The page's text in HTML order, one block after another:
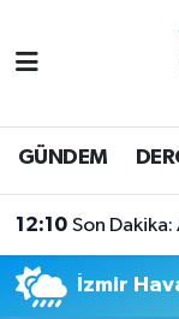
GÜNDEM
12:10 Son Dakika:
İzmir
BİLİM
DERGİ
DÜNYA
Eyüpsultan
Süper Lig
Tüm